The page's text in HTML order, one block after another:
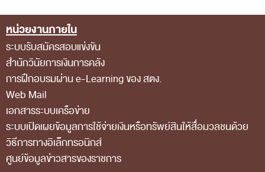
โครงสร้างหน่วยงาน
ภาพรวม
ส่วนกลาง
ส่วนภูมิภาค
คณะกรรมการตรวจสอบของสำนักงานการตรวจเงิน
แผ่นดิน
โครงสร้างคณะกรรมการตรวจสอบ
Footer Menu
หน่วยงานภายใน
ระบบรับสมัครสอบแข่งขัน
สำนักวินัยการเงินการคลัง
การฝึกอบรมผ่าน e-Learning ของ สตง.
Web Mail
เอกสารระบบเครือข่าย
ระบบเปิดเผยข้อมูลการใช้จ่ายเงินหรือทรัพย์สินให้สื่อมวลชนด้วย
วิธีการทางอิเล็กทรอนิกส์
ศูนย์ข้อมูลข่าวสารของราชการ